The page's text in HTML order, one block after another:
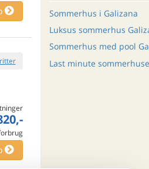
Sommerhus i Galizana
Luksus sommerhus
Sommerhus med pool
Last minute